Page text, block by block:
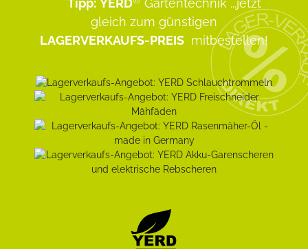
Tipp: YERD Gartentechnik ...jetzt
gleich zum günstigen
LAGERVERKAUFS-PREIS mitbestellen!